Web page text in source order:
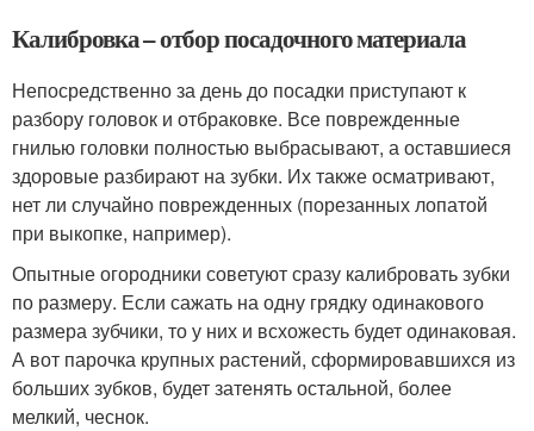
Калибровка – отбор посадочного материала
Непосредственно за день до посадки приступают к
разбору головок и отбраковке. Все поврежденные
гнилью головки полностью выбрасывают, а оставшиеся
здоровые разбирают на зубки. Их также осматривают,
нет ли случайно поврежденных (порезанных лопатой
при выкопке, например).
Опытные огородники советуют сразу калибровать зубки
по размеру. Если сажать на одну грядку одинакового
размера зубчики, то у них и всхожесть будет одинаковая.
А вот парочка крупных растений, сформировавшихся из
больших зубков, будет затенять остальной, более
мелкий, чеснок.